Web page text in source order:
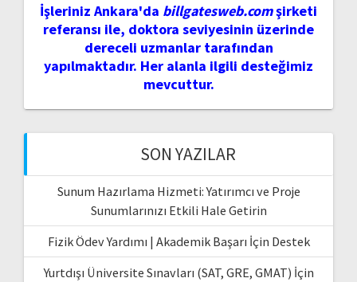
İşleriniz Ankara'da billgatesweb.comşirketi
referansı ile, doktora seviyesinin üzerinde
dereceli uzmanlar tarafından
yapılmaktadır. Her alanla ilgili desteğimiz
mevcuttur.
SON YAZILAR
Sunum Hazırlama Hizmeti: Yatırımcı ve Proje
Sunumlarınızı Etkili Hale Getirin
Fizik Ödev Yardımı | Akademik Başarı İçin Destek
Yurtdışı Üniversite Sınavları (SAT, GRE, GMAT) İçin